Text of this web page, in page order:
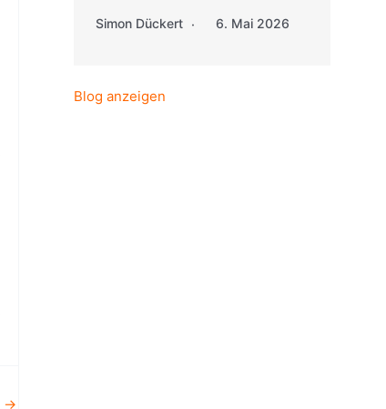
→
Simon Dückert 6. Mai 2026
Blog anzeigen